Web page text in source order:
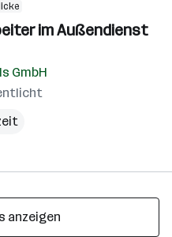
im Außendienst
GmbH
anzeigen